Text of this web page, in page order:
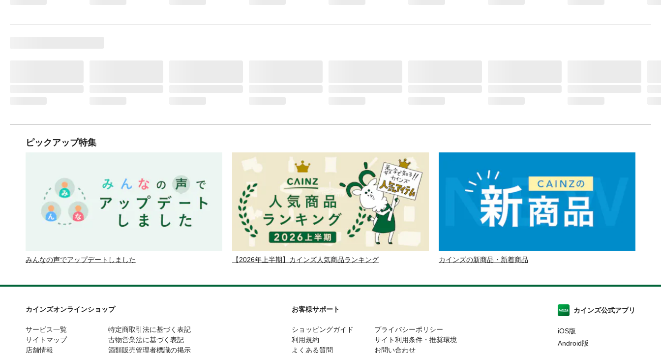
ピックアップ特集
みんなの声でアップデートしました 【2026年上半期】カインズ人気商品ランキング カインズの新商品・新着商品
カインズオンラインショップ
サービス一覧
サイトマップ
店舗情報
特定商取引法に基づく表記
古物営業法に基づく表記
酒類販売管理者標識の掲示
お客様サポート
ショッピングガイド
利用規約
よくある質問
プライバシーポリシー
サイト利用条件・推奨環境
お問い合わせ
カインズ公式アプリ
iOS版
Android版